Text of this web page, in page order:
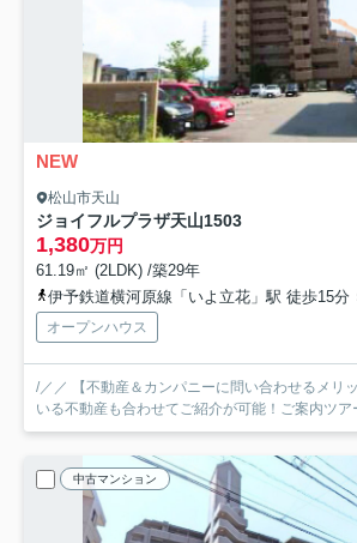
NEW
松山市天山
ジョイフルプラザ天山1503
1,380万円
61.19㎡ (2LDK) /築29年
伊予鉄道横河原線「いよ立花」駅 徒歩15分
オープンハウス
/／／ 【不動産＆カンパニーに問い合わせるメリ
いる不動産も合わせてご紹介が可能！ご案内ツア
中古マンション